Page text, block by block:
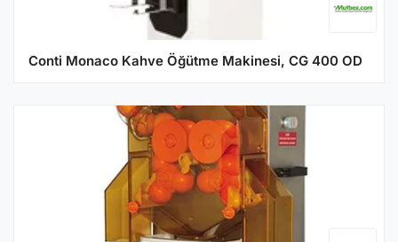
Conti Monaco Kahve Öğütme Makinesi, CG 400 OD